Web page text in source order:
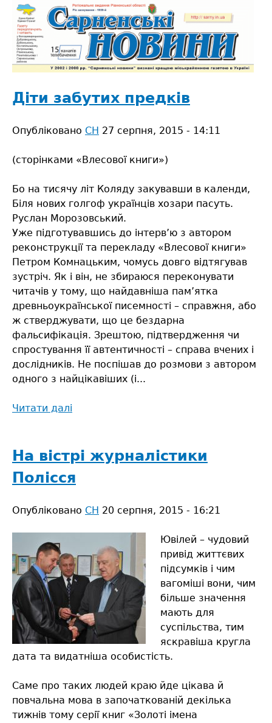
Jump
navigation
to
top
Діти забутих предків
Опубліковано СН 27 серпня, 2015 - 14:11
(сторінками «Влесової книги»)
Бо на тисячу літ Коляду закувавши в календи,
Біля нових голгоф українців хозари пасуть.
Руслан Морозовський.
Уже підготувавшись до інтерв’ю з автором
реконструкції та перекладу «Влесової книги»
Петром Комнацьким, чомусь довго відтягував
зустріч. Як і він, не збираюся переконувати
читачів у тому, що найдавніша пам’ятка
древньоукраїнської писемності – справжня, або
ж стверджувати, що це бездарна
фальсифікація. Зрештою, підтвердження чи
спростування її автентичності – справа вчених і
дослідників. Не поспішав до розмови з автором
одного з найцікавіших (і...
Читати далі
предків
На вістрі журналістики
Полісся
Опубліковано СН 20 серпня, 2015 - 16:21
Ювілей – чудовий
привід життєвих
підсумків і чим
вагоміші вони, чим
більше значення
мають для
суспільства, тим
яскравіша кругла
дата та видатніша особистість.
Саме про таких людей краю йде цікава й
повчальна мова в започаткованій декілька
тижнів тому серії книг «Золоті імена